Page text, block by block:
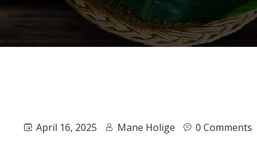
April 16, 2025 Mane Holige 0 Comments